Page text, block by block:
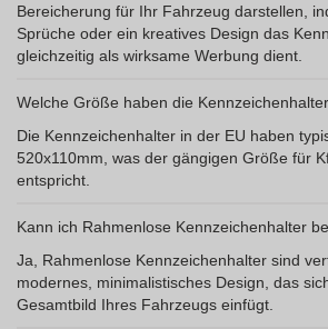
Bereicherung für Ihr Fahrzeug darstellen,
Sprüche oder ein kreatives Design das
gleichzeitig als wirksame Werbung dient.
Welche Größe haben die
Die Kennzeichenhalter in der EU haben
520x110mm, was der gängigen Größe für
entspricht.
Kann ich Rahmenlose Kennzeichenhalter
Ja, Rahmenlose Kennzeichenhalter sind
modernes, minimalistisches Design, das
Gesamtbild Ihres Fahrzeugs einfügt.